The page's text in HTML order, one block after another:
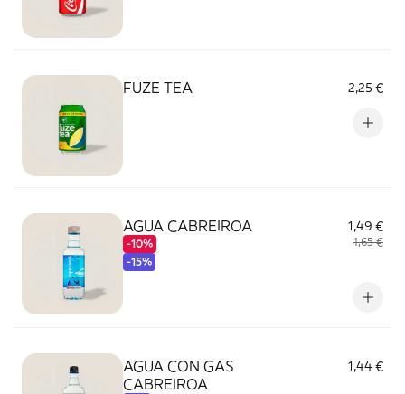
FUZE TEA 2,25 €
AGUA CABREIROA
-10%
-15%
1,49 €
1,65 €
AGUA CON GAS
CABREIROA
1,44 €